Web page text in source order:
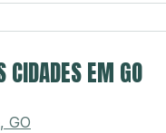
CIDADES EM GO
GO